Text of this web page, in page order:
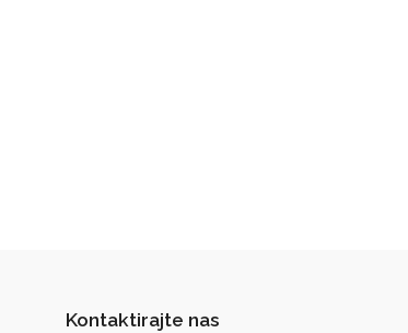
Kontaktirajte nas